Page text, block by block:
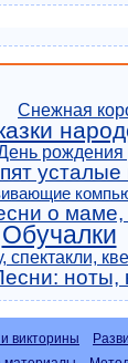
Снежная
рождения
усталые
о маме,
Обучалки
спектакли,
ноты,
викторины